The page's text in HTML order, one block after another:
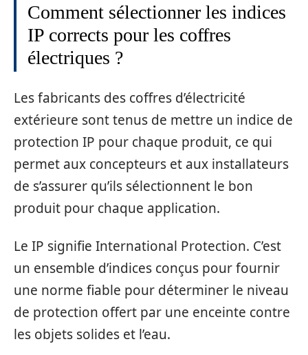
Comment sélectionner les indices
IP corrects pour les coffres
électriques ?
Les fabricants des coffres d’électricité
extérieure sont tenus de mettre un indice de
protection IP pour chaque produit, ce qui
permet aux concepteurs et aux installateurs
de s’assurer qu’ils sélectionnent le bon
produit pour chaque application.
Le IP signifie International Protection. C’est
un ensemble d’indices conçus pour fournir
une norme fiable pour déterminer le niveau
de protection offert par une enceinte contre
les objets solides et l’eau.